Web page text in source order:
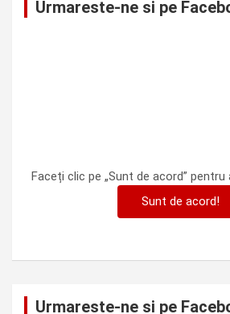
Urmareste-ne si pe
Faceți clic pe „Sunt de acord”
Sunt de acord!
Urmareste-ne si pe